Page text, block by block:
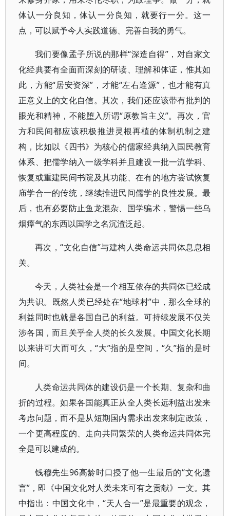
体认一分良知，体认一分良知，就要行一分。这一
点，可以赋予今人实践道德、完善自我的勇气。
我们要像孟子所说的那样“深造自得”，对自家文
化经典要有全面而深刻的研读、理解和体证，惟其如
此，方能“居安资深”，才能“左右逢源”，也才能有真
正意义上的文化自信。其次，我们还应该带有批判的
眼光和精神，不能堕入所谓“原教旨主义”。再次，官
方和民间都应该积极推进灵根再植的体制机制之建
构，比如以《四书》为核心的儒家经典纳入国民教育
体系、把儒学纳入一级学科并且建设一批一流学科、
恢复或重建民间书院及其功能、在有的地方尝试恢复
庙学合一的传统，继续推进民间儒学的良性发展。最
后，也有必要防止鱼龙混杂、国学骗术，警惕一些乌
烟瘴气的东西以国学之名沉渣泛起。
再次，“文化自信”与建构人类命运共同体息息相
关。
今天，人类社会是一个相互依存的共同体已经成
为共识。既然人类已经处在“地球村”中，那么全球的
利益同时也就是各国自己的利益。可持续发展不仅关
涉各国，而且关乎全人类的长久发展。中国文化长期
以来讲可大而可久，“大”指的是空间，“久”指的是时
间。
人类命运共同体的建设仍是一个长期、复杂和曲
折的过程。如果各国能真正从全人类长远利益出发来
考虑问题，而不是从短期国内需求出发来制定政策，
一个更高程度的、走向共同繁荣的人类命运共同体完
全是可以建成的。
钱穆先生96高龄时口授了他一生最后的“文化遗
言”，即《中国文化对人类未来可有之贡献》一文。其
中指出：中国文化中，“天人合一”是最重要的观念，